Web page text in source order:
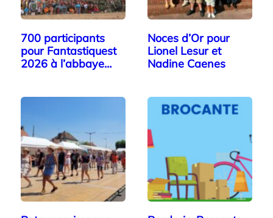
700 participants
pour Fantastiquest
2026 à l’abbaye…
Noces d’Or pour
Lionel Lesur et
Nadine Caenes